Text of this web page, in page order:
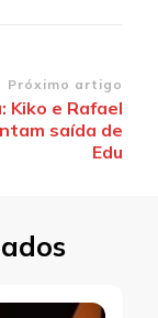
Próximo artigo
Kiko e Rafael
saída de
Edu